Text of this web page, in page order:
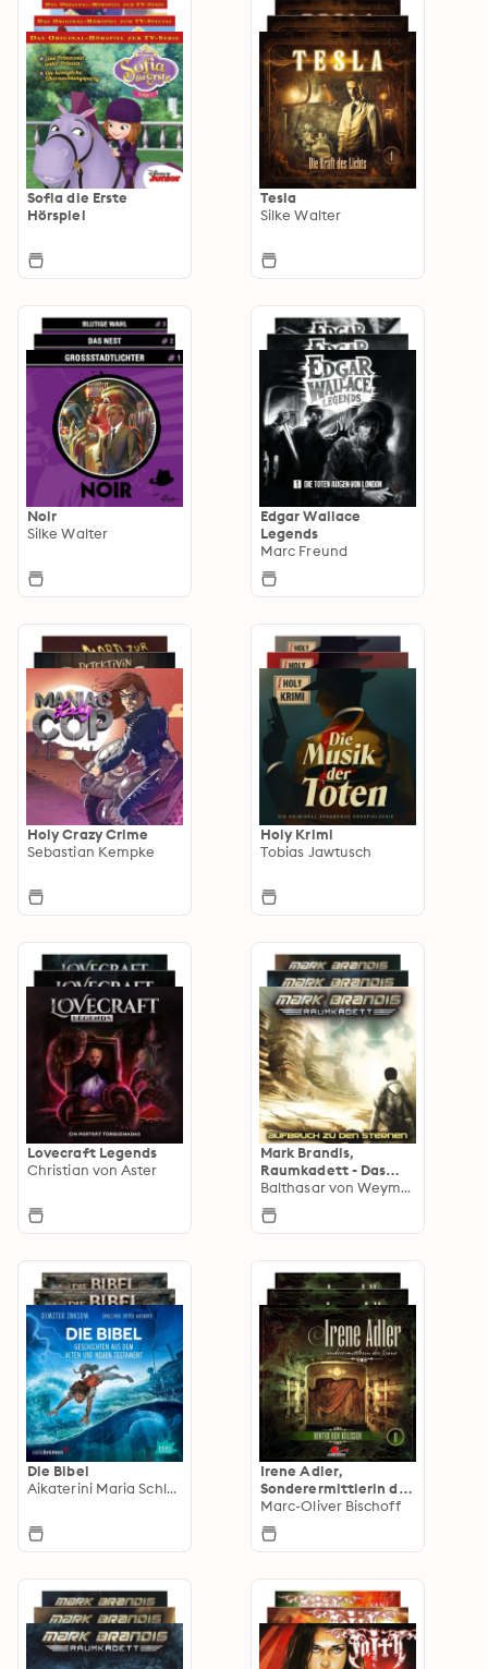
Sofia die Erste
Hörspiel
Tesla
Silke Walter
Noir
Silke Walter
Edgar Wallace
Legends
Marc Freund
Holy Crazy Crime
Sebastian Kempke
Holy Krimi
Tobias Jawtusch
Lovecraft Legends
Christian von Aster
Mark Brandis,
Raumkadett - Das
Hörspiel
Balthasar von Weymarn
Die Bibel
Aikaterini Maria Schlösser
Irene Adler,
Sonderermittlerin der
Krone
Marc-Oliver Bischoff